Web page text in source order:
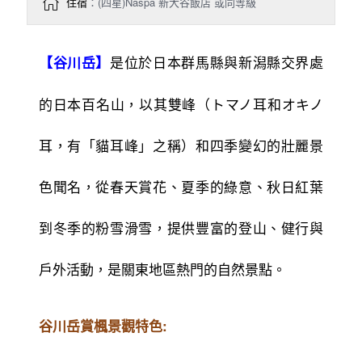
【谷川岳】 是位於日本群馬縣與新潟縣交界處
的日本百名山，以其雙峰（トマノ耳和オキノ
耳，有「貓耳峰」之稱）和四季變幻的壯麗景
色聞名，從春天賞花、夏季的綠意、秋日紅葉
到冬季的粉雪滑雪，提供豐富的登山、健行與
戶外活動，是關東地區熱門的自然景點。
谷川岳賞楓景觀特色: